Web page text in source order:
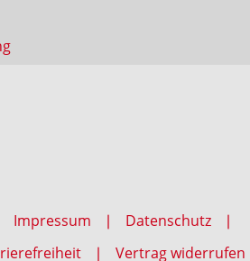
Impressum
Datenschutz
Vertrag widerrufen